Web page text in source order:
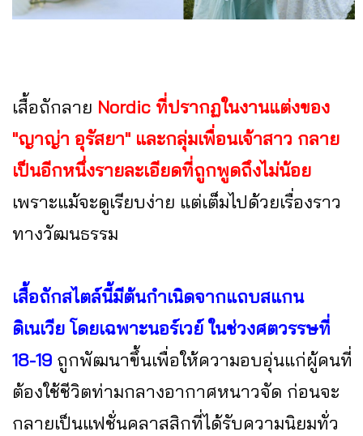
เสื้อถักลาย Nordic ที่ปรากฏในงานแต่งของ
"ญาญ่า อุรัสยา" และกลุ่มเพื่อนเจ้าสาว กลาย
เป็นอีกหนึ่งรายละเอียดที่ถูกพูดถึงไม่น้อย
เพราะแม้จะดูเรียบง่าย แต่เต็มไปด้วยเรื่องราว
ทางวัฒนธรรม
เสื้อถักสไตล์นี้มีต้นกำเนิดจากแถบสแกน
ดิเนเวีย โดยเฉพาะนอร์เวย์ ในช่วงศตวรรษที่
18-19 ถูกพัฒนาขึ้นเพื่อให้ความอบอุ่นแก่ผู้คนที่
ต้องใช้ชีวิตท่ามกลางอากาศหนาวจัด ก่อนจะ
กลายเป็นแฟชั่นคลาสสิกที่ได้รับความนิยมทั่ว